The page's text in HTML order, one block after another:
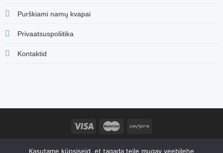
Purškiami namų kvapai
Privaatsuspoliitika
Kontaktid
Kasutame küpsiseid, et tagada teile mugav veebilehe